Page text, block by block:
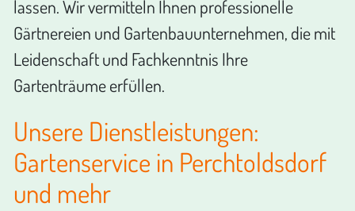
lassen. Wir vermitteln Ihnen professionelle
Gärtnereien und Gartenbauunternehmen, die mit
Leidenschaft und Fachkenntnis Ihre
Gartenträume erfüllen.
Unsere Dienstleistungen:
Gartenservice in Perchtoldsdorf
und mehr